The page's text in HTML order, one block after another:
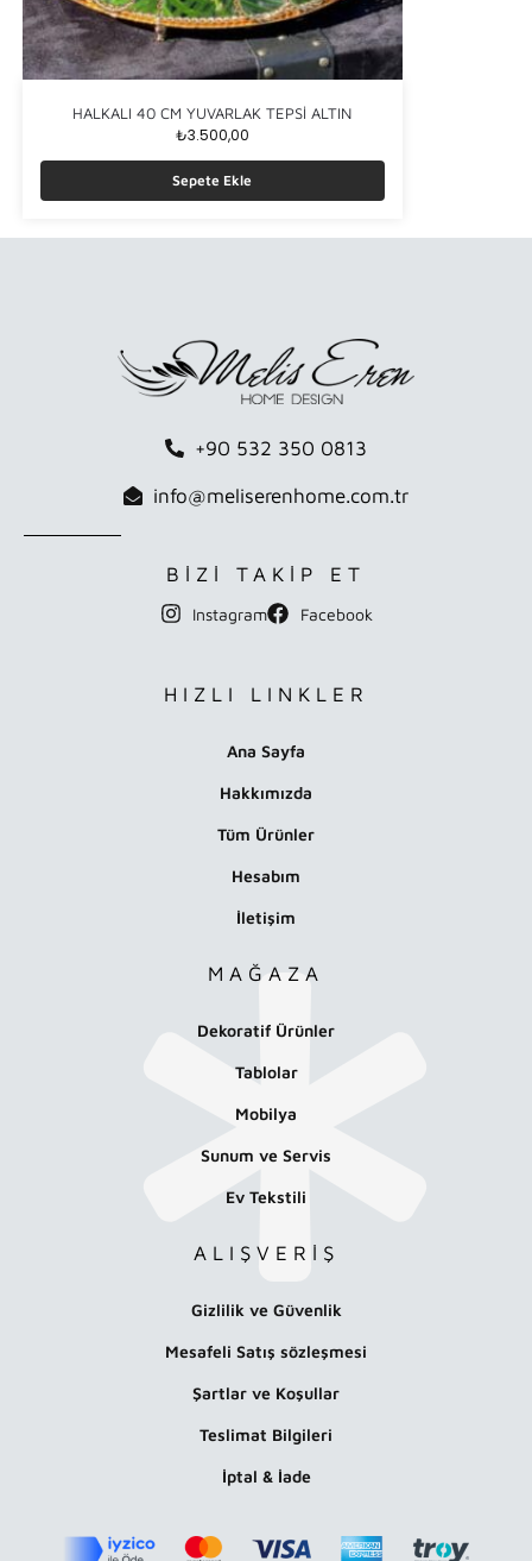
HALKALI 40 CM YUVARLAK TEPSİ ALTIN
₺3.500,00
Sepete Ekle
+90 532 350 0813
info@meliserenhome.com.tr
BİZİ TAKİP ET
Instagram Facebook
HIZLI LINKLER
Ana Sayfa
Hakkımızda
Tüm Ürünler
Hesabım
İletişim
MAĞAZA
Dekoratif Ürünler
Tablolar
Mobilya
Sunum ve Servis
Ev Tekstili
ALIŞVERİŞ
Gizlilik ve Güvenlik
Mesafeli Satış sözleşmesi
Şartlar ve Koşullar
Teslimat Bilgileri
İptal & İade